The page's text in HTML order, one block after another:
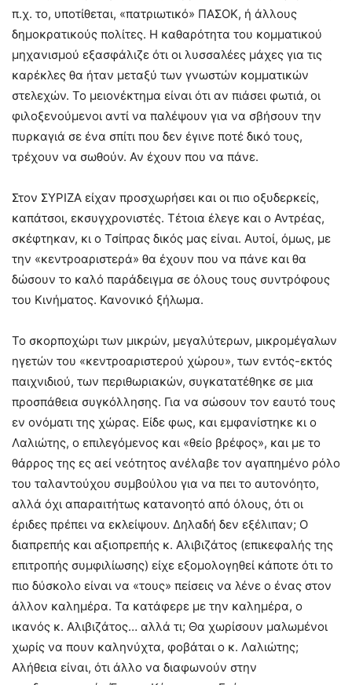
π.χ. το, υποτίθεται, «πατριωτικό» ΠΑΣΟΚ, ή άλλους
δημοκρατικούς πολίτες. Η καθαρότητα του κομματικού
μηχανισμού εξασφάλιζε ότι οι λυσσαλέες μάχες για τις
καρέκλες θα ήταν μεταξύ των γνωστών κομματικών
στελεχών. Το μειονέκτημα είναι ότι αν πιάσει φωτιά, οι
φιλοξενούμενοι αντί να παλέψουν για να σβήσουν την
πυρκαγιά σε ένα σπίτι που δεν έγινε ποτέ δικό τους,
τρέχουν να σωθούν. Αν έχουν που να πάνε.
Στον ΣΥΡΙΖΑ είχαν προσχωρήσει και οι πιο οξυδερκείς,
καπάτσοι, εκσυγχρονιστές. Τέτοια έλεγε και ο Αντρέας,
σκέφτηκαν, κι ο Τσίπρας δικός μας είναι. Αυτοί, όμως, με
την «κεντροαριστερά» θα έχουν που να πάνε και θα
δώσουν το καλό παράδειγμα σε όλους τους συντρόφους
του Κινήματος. Κανονικό ξήλωμα.
Το σκορποχώρι των μικρών, μεγαλύτερων, μικρομέγαλων
ηγετών του «κεντροαριστερού χώρου», των εντός-εκτός
παιχνιδιού, των περιθωριακών, συγκατατέθηκε σε μια
προσπάθεια συγκόλλησης. Για να σώσουν τον εαυτό τους
εν ονόματι της χώρας. Είδε φως, και εμφανίστηκε κι ο
Λαλιώτης, ο επιλεγόμενος και «θείο βρέφος», και με το
θάρρος της ες αεί νεότητος ανέλαβε τον αγαπημένο ρόλο
του ταλαντούχου συμβούλου για να πει το αυτονόητο,
αλλά όχι απαραιτήτως κατανοητό από όλους, ότι οι
έριδες πρέπει να εκλείψουν. Δηλαδή δεν εξέλιπαν; Ο
διαπρεπής και αξιοπρεπής κ. Αλιβιζάτος (επικεφαλής της
επιτροπής συμφιλίωσης) είχε εξομολογηθεί κάποτε ότι το
πιο δύσκολο είναι να «τους» πείσεις να λένε ο ένας στον
άλλον καλημέρα. Τα κατάφερε με την καλημέρα, ο
ικανός κ. Αλιβιζάτος… αλλά τι; Θα χωρίσουν μαλωμένοι
χωρίς να πουν καληνύχτα, φοβάται ο κ. Λαλιώτης;
Αλήθεια είναι, ότι άλλο να διαφωνούν στην